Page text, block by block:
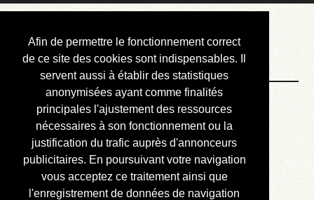
Afin de permettre le fonctionnement correct
de ce site des cookies sont indispensables. Il
servent aussi à établir des statistiques
anonymisées ayant comme finalités
principales l'ajustement des ressources
nécessaires à son fonctionnement ou la
justification du trafic auprès d'annonceurs
publicitaires. En poursuivant votre navigation
vous acceptez ce traitement ainsi que
l'enregistrement de données de navigation
Courbis, « LE »
Blog Officiel
Bienvenue
Réalisations
Divers (et d’été)
Annonces